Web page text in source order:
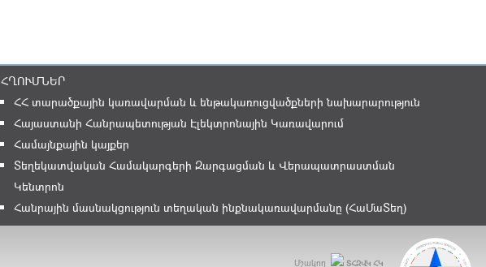
ՀՂՈՒՄՆԵՐ
ՀՀ տարածքային կառավարման և ենթակառուցվածքների նախարարություն
Հայաստանի Հանրապետության Էլեկտրոնային Կառավարում
Համայնքային կայքեր
Տեղեկատվական Համակարգերի Զարգացման և Վերապատրաստման
Կենտրոն
Հանրային մասնակցություն տեղական ինքնակառավարմանը (ՀաՄաՏեղ)
Մշակող ՏՀԶՎԿ ՀԿ